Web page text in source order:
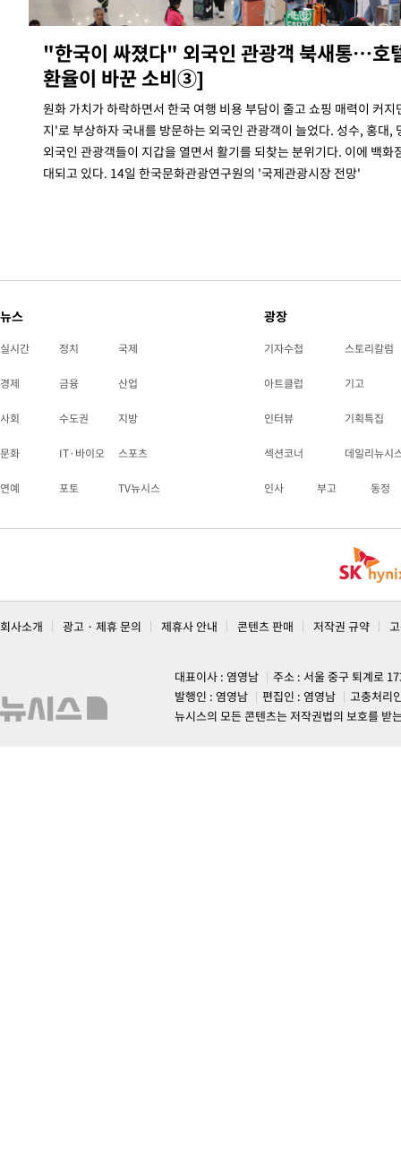
"한국이 싸졌다" 외국인 관광객 북새통…호
환율이 바꾼 소비③]
원화 가치가 하락하면서 한국 여행 비용 부담이 줄고 쇼핑 매력이 커
지'로 부상하자 국내를 방문하는 외국인 관광객이 늘었다. 성수, 홍대,
외국인 관광객들이 지갑을 열면서 활기를 되찾는 분위기다. 이에 백화
대되고 있다. 14일 한국문화관광연구원의 '국제관광시장 전망'
뉴스
실시간 정치 국제
경제 금융 산업
사회 수도권 지방
문화 IT·바이오 스포츠
연예 포토 TV뉴시스
광장
기자수첩 스토리칼럼
아트클럽 기고
인터뷰 기획특집
섹션코너 데일리뉴시
인사 부고 동정
회사소개 광고 · 제휴 문의 제휴사 안내 콘텐츠 판매 저작권 규약
대표이사 : 염영남
주소 : 서울 중구 퇴계로
발행인 : 염영남
편집인 : 염영남
고충처리
뉴시스의 모든 콘텐츠는 저작권법의 보호를